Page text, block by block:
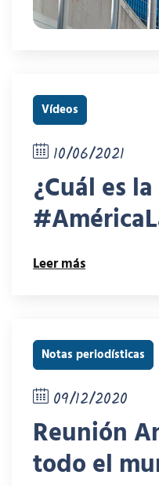
Vídeos
10/06/2021
¿Cuál es
Leer más
Notas periodísticas
09/12/2020
Reunión
todo el